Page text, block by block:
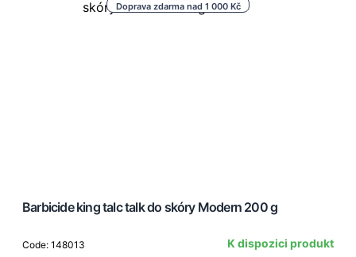
Doprava zdarma nad 1 000 Kč
Barbicide king talc talk do skóry Modern 200 g
Code: 148013
K dispozici produkt